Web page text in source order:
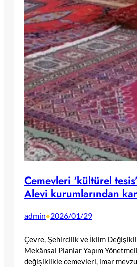
Cemevleri ‘kültürel
Alevi kurumlarından
admin•2026/01/29
Çevre, Şehircilik ve İklim
Mekânsal Planlar Yapım
değişiklikle cemevleri, imar